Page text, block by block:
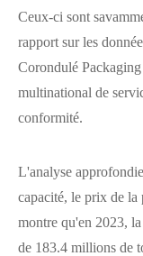
Ceux-ci sont
rapport sur les
Corondulé
multinational de
conformité.
L'analyse
capacité, le prix de la
montre qu'en 2023,
de 183.4 millions de